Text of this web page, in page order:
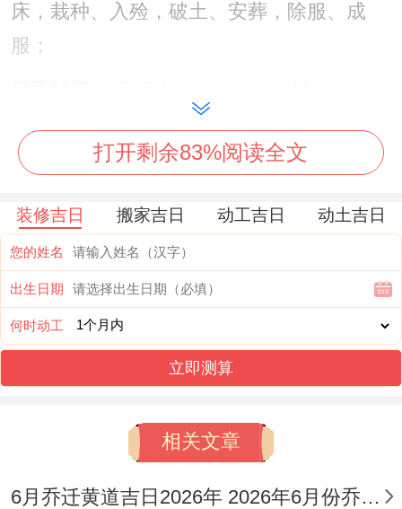
床，栽种、入殓，破土、安葬，除服、成
服；
于动土修造，寓意家宅兴旺，人口平安...
注意事项:冲马煞南;属马者不宜再此日主导
装修事宜！
日期:5月22日
（星期五），农历四月初六
黄历宜忌:宜:纳采、嫁娶、裁衣、理发、出
行、修造、动土、进人口、开市、交易、立
忌：伐木、安葬、安床、祭祀、祈福。
日子特征:此日利于动土修造，也适合进交
打开剩余83%阅读全文
装修吉日 搬家吉日 动工吉日 动土吉日
您的姓名
出生日期
何时动工
立即测算
相关文章
6月乔迁黄道吉日2026年 2026年6月份乔迁黄道吉日一览表